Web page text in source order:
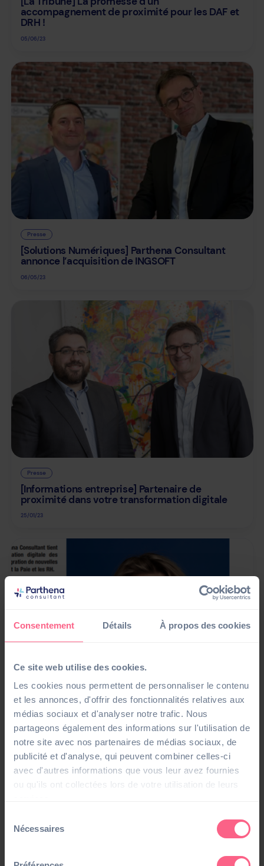
Consentement Détails À propos des cookies
Ce site web utilise des cookies.
Les cookies nous permettent de personnaliser le contenu
et les annonces, d'offrir des fonctionnalités relatives aux
médias sociaux et d'analyser notre trafic. Nous
partageons également des informations sur l'utilisation de
notre site avec nos partenaires de médias sociaux, de
publicité et d'analyse, qui peuvent combiner celles-ci
avec d'autres informations que vous leur avez fournies
ou qu'ils ont collectées lors de votre utilisation de leurs
Nécessaires
accompagnement de proximité pour les DAF et
DRH !
05/06/23
Presse
[Solutions Numériques] Parthena Consultant
annonce l’acquisition de INGSOFT
06/05/23
Presse
[Informations entreprise] Partenaire de
proximité dans votre transformation digitale
25/01/23
Presse
[Entreprendre] Pourquoi dématérialiser vos
processus Paie et RH ?
20/01/23